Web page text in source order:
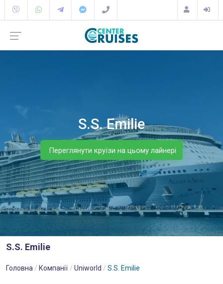
S.S. Emilie
Переглянути круїзи на цьому лайнері
S.S. Emilie
Головна Компанії Uniworld S.S. Emilie